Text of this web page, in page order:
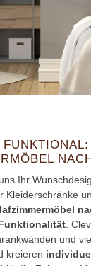
NACH
Ihr
Kleiderschränke
.
und
kreieren